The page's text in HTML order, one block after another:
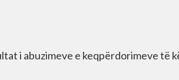
i abuzimeve e keqpërdorimeve të